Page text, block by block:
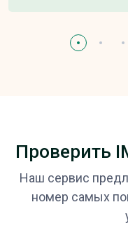
Проверить
Наш сервис
номер самых